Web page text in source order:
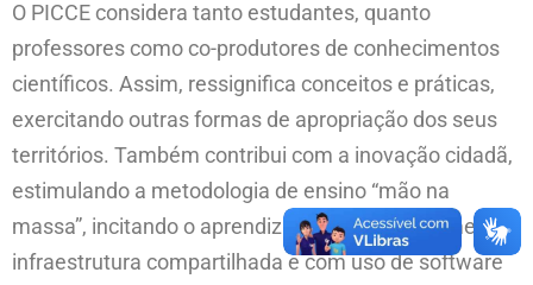
O PICCE considera tanto estudantes, quanto
professores como co-produtores de conhecimentos
científicos. Assim, ressignifica conceitos e práticas,
exercitando outras formas de apropriação dos seus
territórios. Também contribui com a inovação cidadã,
estimulando a metodologia de ensino “mão na
massa”, incitando o aprendizado conjunto por meio de
infraestrutura compartilhada e com uso de software